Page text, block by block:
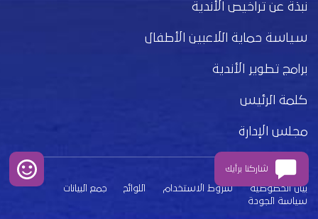
نبذة عن تراخيص الأندية
سياسة حماية اللاعبين الأطفال
برامج تطوير الأندية
كلمة الرئيس
مجلس الإدارة
بيان الخصوصية شروط الاستخدام اللوائح
جمع البيانات
سياسة الجودة
شاركنا برأيك